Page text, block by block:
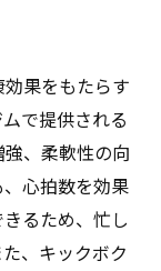
果をもたらす
で提供される
、柔軟性の向
心拍数を効果
るため、忙し
、キックボク